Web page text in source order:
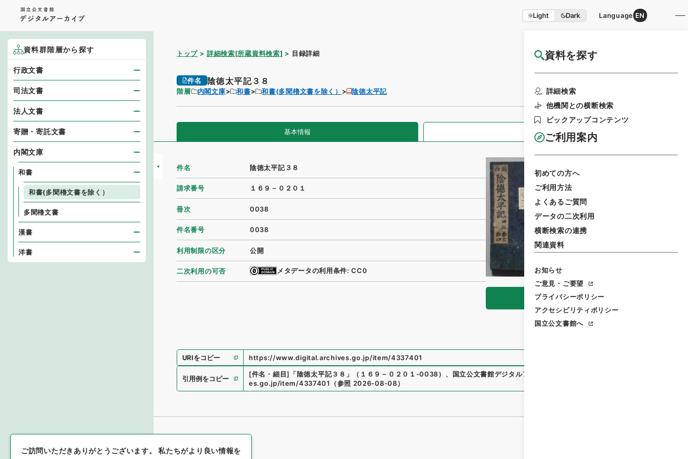
Light Dark Language EN
資料を探す
詳細検索
他機関との横断検索
ピックアップコンテンツ
ご利用案内
初めての方へ
ご利用方法
よくあるご質問
データの二次利用
横断検索の連携
関連資料
お知らせ
ご意見・ご要望
プライバシーポリシー
アクセシビリティポリシー
国立公文書館へ
トップ 詳細検索[所蔵資料検索] 目録詳細 国立公文書館HP利用案内
件名 陰徳太平記３８
階層 内閣文庫 和書 和書(多聞櫓文書を除く） 陰徳太平記
基本情報 全ての情報
閲覧
件名 陰徳太平記３８
請求番号 １６９－０２０１
冊次 0038
件名番号 0038
利用制限の区分 公開
二次利用の可否 メタデータの利用条件: CC0
URIをコピー https://www.digital.archives.go.jp/item/4337401
引用例をコピー
[件名・細目] 「陰徳太平記３８ 」 （ １６９－０２０１-0038） 、 国立公文書館デジタルアーカイブ
es.go.jp/item/4337401
（参照 2026-08-08）
資料群階層から探す
行政文書
司法文書
法人文書
寄贈・寄託文書
内閣文庫
和書
和書(多聞櫓文書を除く）
多聞櫓文書
漢書
洋書
ご訪問いただきありがとうございます。私たちがより良い情報を